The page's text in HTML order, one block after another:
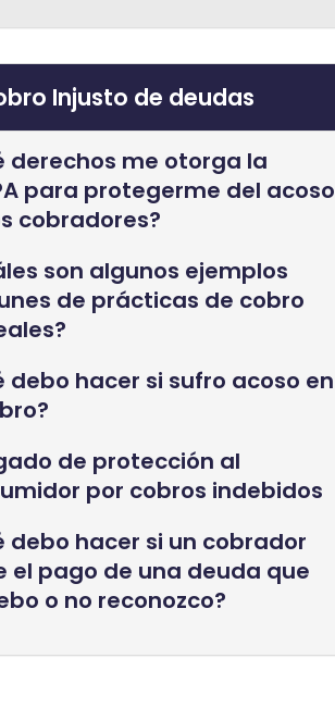
Injusto de deudas
derechos me otorga la
para protegerme del acoso
cobradores?
son algunos ejemplos
de prácticas de cobro
debo hacer si sufro acoso en
de protección al
por cobros indebidos
debo hacer si un cobrador
el pago de una deuda que
o no reconozco?